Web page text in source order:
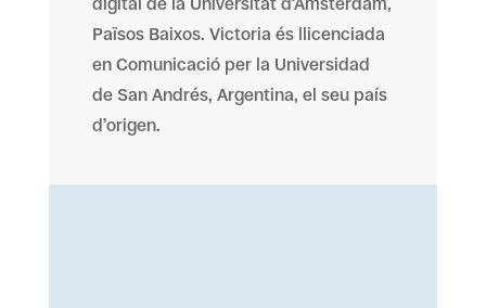
Països Baixos. Victoria és llicenciada
en Comunicació per la Universidad
de San Andrés, Argentina, el seu país
d’origen.